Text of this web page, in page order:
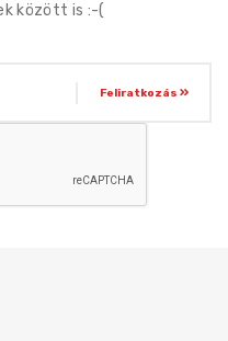
között is :-(
Feliratkozás